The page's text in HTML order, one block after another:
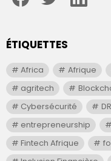
ÉTIQUETTES
Africa Afrique
agritech
Cybersécurité
entrepreneurship
Fintech Afrique